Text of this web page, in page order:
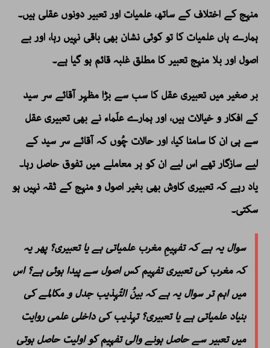
منہج کے اختلاف کے ساتھ، علمیات اور تعبیر دونوں عقلی ہیں۔
ہمارے ہاں علمیات کا تو کوئی نشان بھی باقی نہیں رہا، اور بے
اصول اور بلا منہج تعبیر کا مطلق غلبہ قائم ہو گیا ہے۔
بر صغیر میں تعبیری عقل کا سب سے بڑا مظہر آقائے سر سید
کے افکار و خیالات ہیں، اور ہمارے علَماء نے بھی تعبیری عقل
سے ہی ان کا سامنا کیا، اور حالات چُوں کہ آقائے سر سید کے
لیے سازگار تھے اس لیے ان کو ہر معاملے میں تفوق حاصل رہا۔
یاد رہے کہ تعبیری کاوش بھی بغیر اصول و منہج کے ثقہ نہیں ہو
سکتی۔
سوال یہ ہے کہ تفہیمِ مغرب علمیاتی ہے یا تعبیری؟ پھر یہ
کہ مغرب کی تعبیری تفہیم کس اصول سے پیدا ہوئی ہے؟ اس
میں اہم تر سوال یہ ہے کہ بینُ التّہذیب جدل و مکالمے کی
بنیاد علمیاتی ہے یا تعبیری؟ تہذیب کی داخلی علمی روایت
میں تعبیر سے حاصل ہونے والی تفہیم کو اولیت حاصل ہوتی